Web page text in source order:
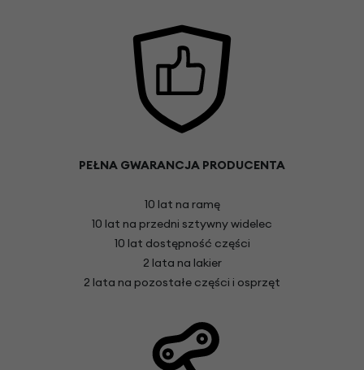
PEŁNA GWARANCJA PRODUCENTA
10 lat na ramę
10 lat na przedni sztywny widelec
10 lat dostępność części
2 lata na lakier
2 lata na pozostałe części i osprzęt